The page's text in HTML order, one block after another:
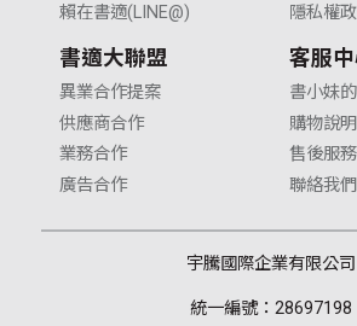
賴在書適(LINE@)
隱私權
書適大聯盟
異業合作提案
供應商合作
業務合作
廣告合作
客服
書小妹
購物說明
售後服務
聯絡我們
宇騰國際企業有限公司
統一編號：28697198